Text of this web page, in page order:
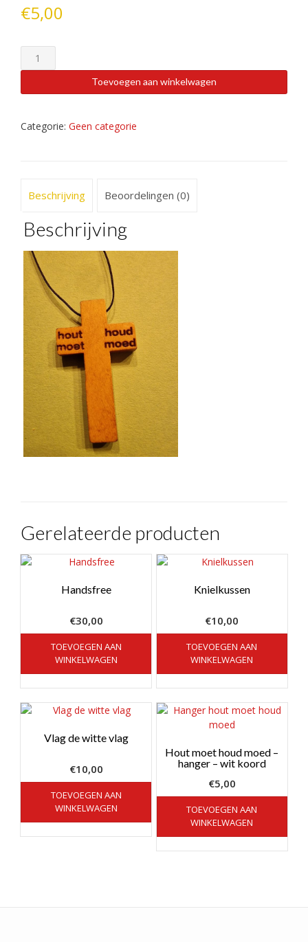
€5,00
Hout
moet
moed
hanger
Toevoegen aan winkelwagen
Categorie: Geen categorie
Beschrijving Beoordelingen (0)
Beschrijving
Gerelateerde producten
Handsfree
€30,00
TOEVOEGEN AAN
WINKELWAGEN
Knielkussen
€10,00
TOEVOEGEN AAN
WINKELWAGEN
Vlag de witte vlag
€10,00
TOEVOEGEN AAN
WINKELWAGEN
Hout moet houd moed –
hanger – wit koord
€5,00
TOEVOEGEN AAN
WINKELWAGEN